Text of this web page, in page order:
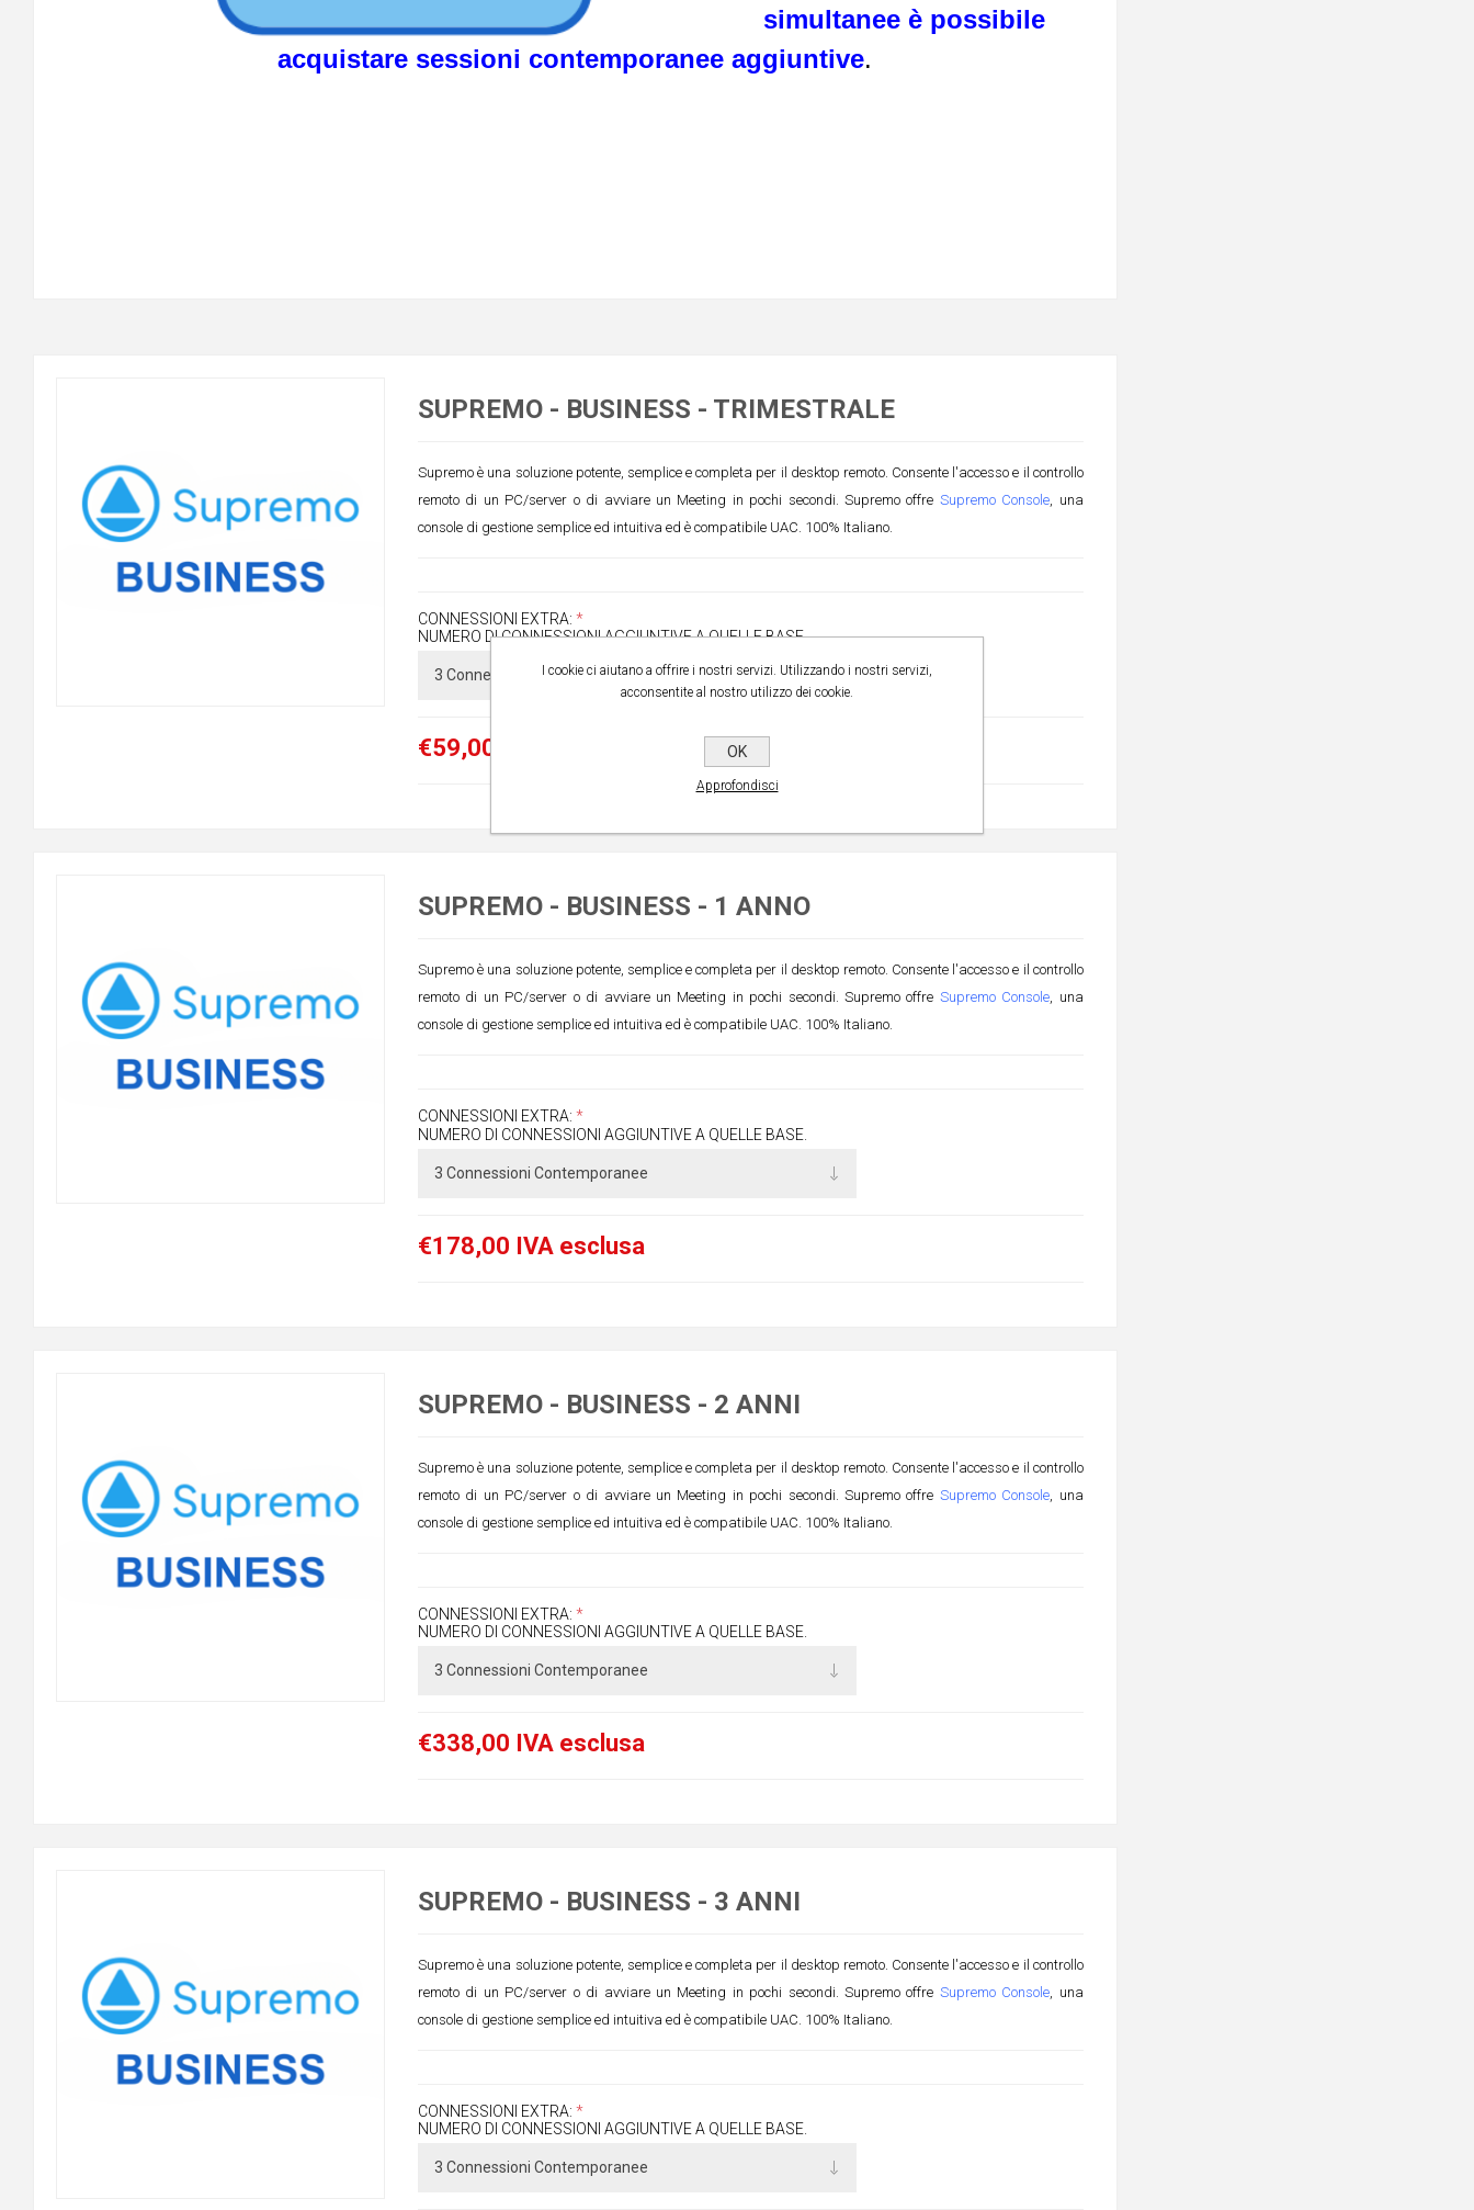
simultanee è possibile
acquistare sessioni contemporanee aggiuntive.
SUPREMO - BUSINESS - TRIMESTRALE
Supremo è una soluzione potente, semplice e completa per il desktop remoto. Consente l'accesso e il controllo
remoto di un PC/server o di avviare un Meeting in pochi secondi. Supremo offre Supremo Console, una
console di gestione semplice ed intuitiva ed è compatibile UAC. 100% Italiano.
CONNESSIONI EXTRA: *
NUMERO DI CONNESSIONI AGGIUNTIVE A QUELLE BASE.
€59,00 IVA esclusa
SUPREMO - BUSINESS - 1 ANNO
Supremo è una soluzione potente, semplice e completa per il desktop remoto. Consente l'accesso e il controllo
remoto di un PC/server o di avviare un Meeting in pochi secondi. Supremo offre Supremo Console, una
console di gestione semplice ed intuitiva ed è compatibile UAC. 100% Italiano.
CONNESSIONI EXTRA: *
NUMERO DI CONNESSIONI AGGIUNTIVE A QUELLE BASE.
€178,00 IVA esclusa
SUPREMO - BUSINESS - 2 ANNI
Supremo è una soluzione potente, semplice e completa per il desktop remoto. Consente l'accesso e il controllo
remoto di un PC/server o di avviare un Meeting in pochi secondi. Supremo offre Supremo Console , una
console di gestione semplice ed intuitiva ed è compatibile UAC. 100% Italiano.
CONNESSIONI EXTRA: *
NUMERO DI CONNESSIONI AGGIUNTIVE A QUELLE BASE.
€338,00 IVA esclusa
SUPREMO - BUSINESS - 3 ANNI
Supremo è una soluzione potente, semplice e completa per il desktop remoto. Consente l'accesso e il controllo
remoto di un PC/server o di avviare un Meeting in pochi secondi. Supremo offre Supremo Console , una
console di gestione semplice ed intuitiva ed è compatibile UAC. 100% Italiano.
CONNESSIONI EXTRA: *
NUMERO DI CONNESSIONI AGGIUNTIVE A QUELLE BASE.
I cookie ci aiutano a offrire i nostri servizi. Utilizzando i nostri servizi,
acconsentite al nostro utilizzo dei cookie.
OK
Approfondisci